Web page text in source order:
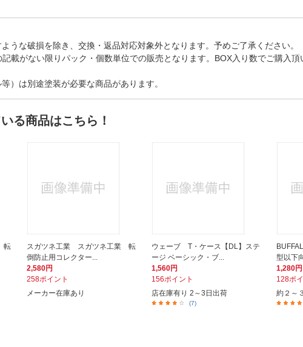
な破損を除き、交換・返品対応対象外となります。予めご了承ください。
載がない限りパック・個数単位での販売となります。BOX入り数でご購入
）は別途塗装が必要な商品があります。
る商品はこちら！
転
スガツネ工業 スガツネ工業 転
倒防止用コレクター...
2,580円
258ポイント
メーカー在庫あり
ウェーブ T・ケース【DL】ステ
ージ ベーシック・ブ...
1,560円
156ポイント
店在庫有り 2～3日出荷
(7)
型以下
1,280円
128ポ
約２～